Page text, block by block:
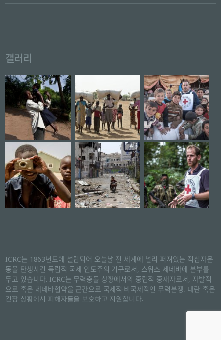
갤러리
ICRC는 1863년도에 설립되어 오늘날 전 세계에 널리 퍼져있는 적십자운
동을 탄생시킨 독립적 국제 인도주의 기구로서, 스위스 제네바에 본부를
두고 있습니다. ICRC는 무력충돌 상황에서의 중립적 중재자로서, 자발적
으로 혹은 제네바협약을 근간으로 국제적·비국제적인 무력분쟁, 내란 혹은
긴장 상황에서 피해자들을 보호하고 지원합니다.